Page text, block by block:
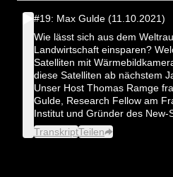
#19: Max Gulde (11.10.2021)
Wie lässt sich aus dem
Landwirtschaft einsparen?
Satelliten mit
diese Satelliten ab nächstem
Unser Host Thomas Ramge
Gulde, Research Fellow am
Institut und Gründer des New-
TranskriptTeilen